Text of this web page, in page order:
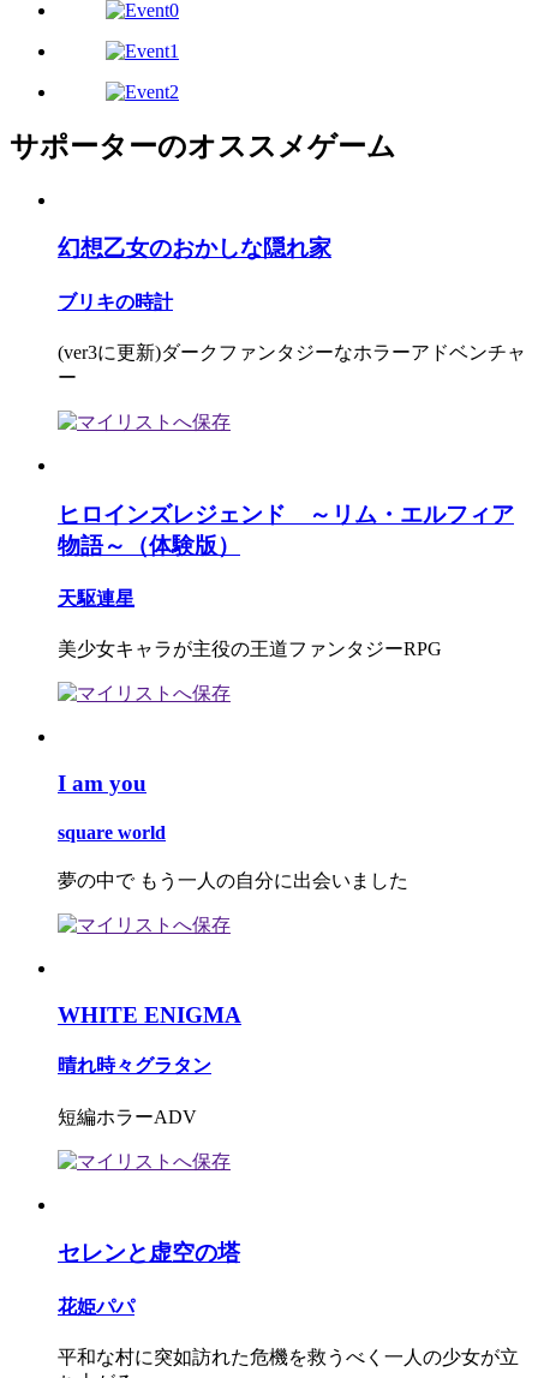
サポーターのオススメゲーム
幻想乙女のおかしな隠れ家
ブリキの時計
(ver3に更新)ダークファンタジーなホラーアドベンチャ
ー
ヒロインズレジェンド ～リム・エルフィア
物語～（体験版）
天駆連星
美少女キャラが主役の王道ファンタジーRPG
I am you
square world
夢の中で もう一人の自分に出会いました
WHITE ENIGMA
晴れ時々グラタン
短編ホラーADV
セレンと虚空の塔
花姫パパ
平和な村に突如訪れた危機を救うべく一人の少女が立